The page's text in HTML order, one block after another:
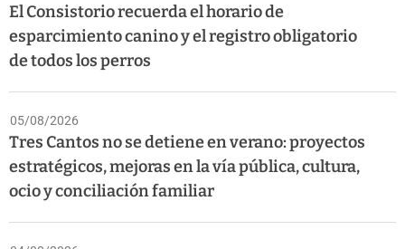
El Consistorio recuerda el horario de
esparcimiento canino y el registro obligatorio
de todos los perros
05/08/2026
Tres Cantos no se detiene en verano: proyectos
estratégicos, mejoras en la vía pública, cultura,
ocio y conciliación familiar